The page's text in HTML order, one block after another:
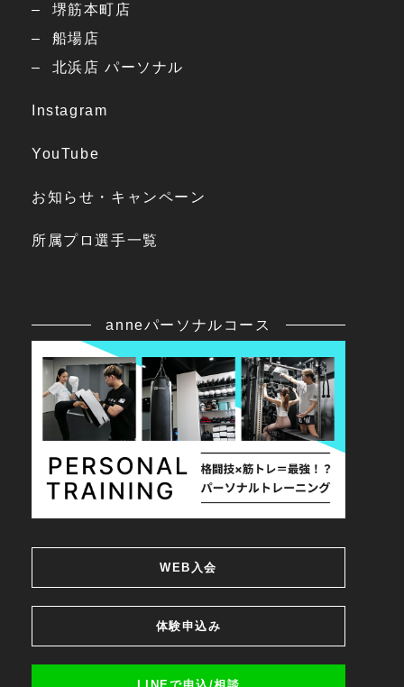
堺筋本町店
船場店
北浜店 パーソナル
Instagram
YouTube
お知らせ・キャンペーン
所属プロ選手一覧
anneパーソナルコース
WEB入会
体験申込み